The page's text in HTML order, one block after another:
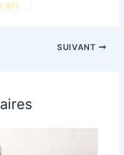
qui
SUIVANT